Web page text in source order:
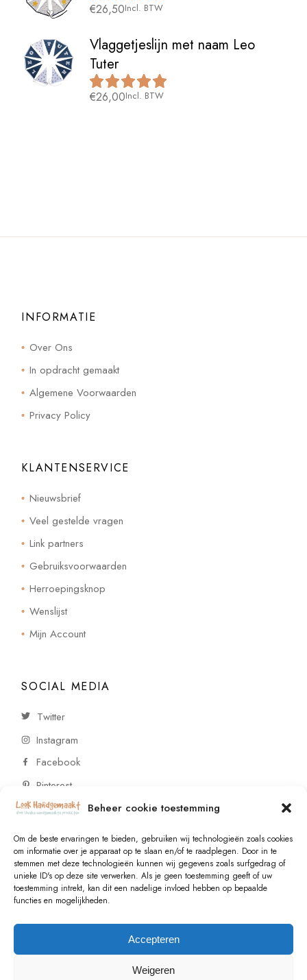
Beheer cookie toestemming
Om de beste ervaringen te bieden, gebruiken wij technologieën zoals cookies
om informatie over je apparaat op te slaan en/of te raadplegen. Door in te
stemmen met deze technologieën kunnen wij gegevens zoals surfgedrag of
unieke ID's op deze site verwerken. Als je geen toestemming geeft of uw
toestemming intrekt, kan dit een nadelige invloed hebben op bepaalde
functies en mogelijkheden.
Accepteren
Weigeren
€26,50Incl. BTW
Vlaggetjeslijn met naam Leo
Tuter
€26,00Incl. BTW
INFORMATIE
Over Ons
In opdracht gemaakt
Algemene Voorwaarden
Privacy Policy
KLANTENSERVICE
Nieuwsbrief
Veel gestelde vragen
Link partners
Gebruiksvoorwaarden
Herroepingsknop
Wenslijst
Mijn Account
SOCIAL MEDIA
Twitter
Instagram
Facebook
Pinterest
CONTACT
Vragen of wensen? Neem contact op!
+31 (0)6 229 021 29